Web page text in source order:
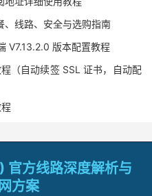
线路、安全与选购指南
V7.13.2.0 版本配置教程
（自动续签 SSL 证书，自动配
方线路深度解析与
方案